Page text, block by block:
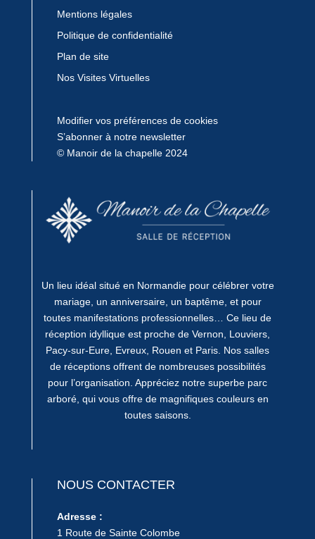
Mentions légales
Politique de confidentialité
Plan de site
Nos Visites Virtuelles
Modifier vos préférences de cookies
S’abonner à notre newsletter
© Manoir de la chapelle 2024
Un lieu idéal situé en Normandie pour célébrer votre
mariage, un anniversaire, un baptême, et pour
toutes manifestations professionnelles… Ce lieu de
réception idyllique est proche de Vernon, Louviers,
Pacy-sur-Eure, Evreux, Rouen et Paris. Nos salles
de réceptions offrent de nombreuses possibilités
pour l’organisation. Appréciez notre superbe parc
arboré, qui vous offre de magnifiques couleurs en
toutes saisons.
NOUS CONTACTER
Adresse :
1 Route de Sainte Colombe